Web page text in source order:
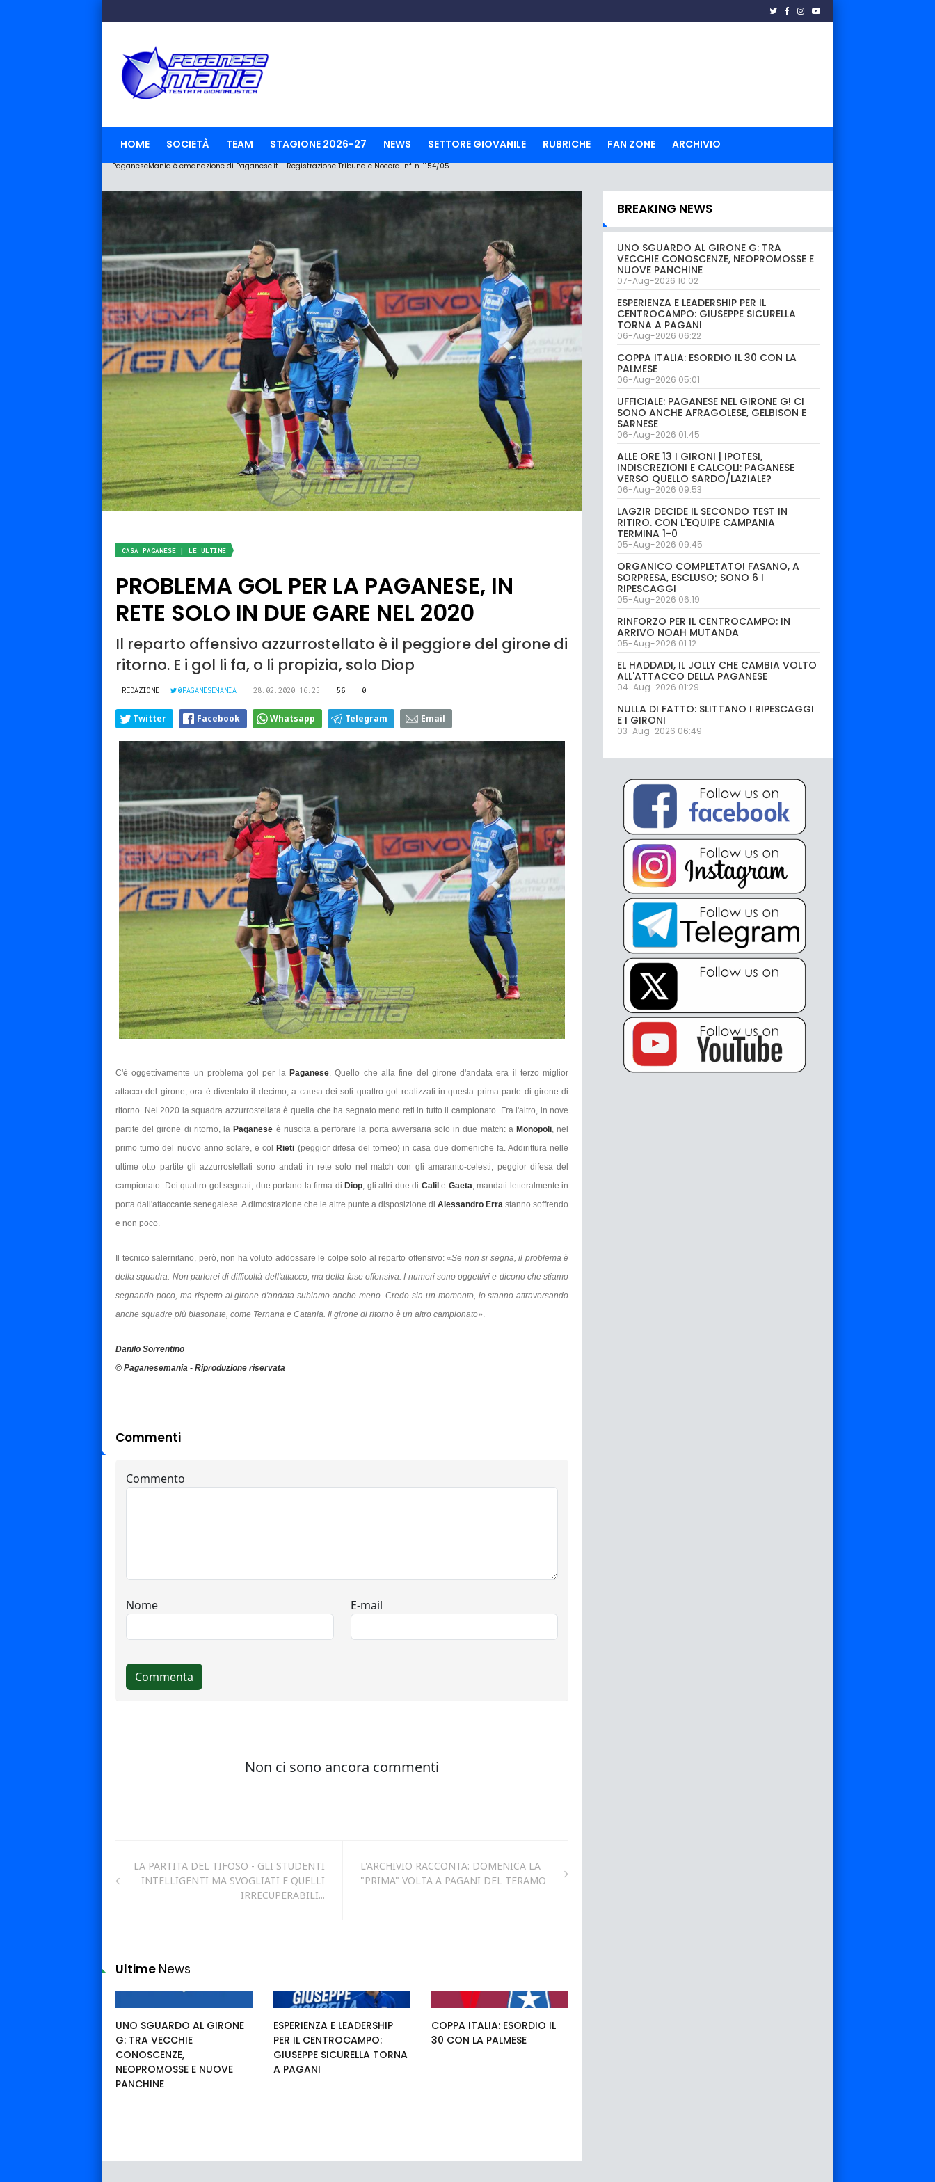
HOME SOCIETÀ TEAM STAGIONE 2026-27 NEWS SETTORE GIOVANILE RUBRICHE FAN ZONE ARCHIVIO
PaganeseMania è emanazione di Paganese.it - Registrazione Tribunale Nocera Inf. n. 1154/05.
CASA PAGANESE | LE ULTIME
PROBLEMA GOL PER LA PAGANESE, IN
RETE SOLO IN DUE GARE NEL 2020
Il reparto offensivo azzurrostellato è il peggiore del girone di
ritorno. E i gol li fa, o li propizia, solo Diop
REDAZIONE @PAGANESEMANIA 28.02.2020 16:25 56 0
Twitter Facebook Whatsapp Telegram Email
C'è oggettivamente un problema gol per laPaganese. Quello che alla fine del girone d'andata era il terzo miglior
attacco del girone, ora è diventato il decimo, a causa dei soli quattro gol realizzati in questa prima parte di girone di
ritorno. Nel 2020 la squadra azzurrostellata è quella che ha segnato meno reti in tutto il campionato. Fra l'altro, in nove
partite del girone di ritorno, laPaganese è riuscita a perforare la porta avversaria solo in due match: aMonopoli, nel
primo turno del nuovo anno solare, e colRieti (peggior difesa del torneo) in casa due domeniche fa. Addirittura nelle
ultime otto partite gli azzurrostellati sono andati in rete solo nel match con gli amaranto-celesti, peggior difesa del
campionato. Dei quattro gol segnati, due portano la firma diDiop, gli altri due di Calile Gaeta, mandati letteralmente in
porta dall'attaccante senegalese. A dimostrazione che le altre punte a disposizione diAlessandro Errastanno soffrendo
e non poco.
Il tecnico salernitano, però, non ha voluto addossare le colpe solo al reparto offensivo:«Se non si segna, il problema è
della squadra. Non parlerei di difficoltà dell'attacco, ma della fase offensiva. I numeri sono oggettivi e dicono che stiamo
segnando poco, ma rispetto al girone d'andata subiamo anche meno. Credo sia un momento, lo stanno attraversando
anche squadre più blasonate, come Ternana e Catania. Il girone di ritorno è un altro campionato».
Danilo Sorrentino
© Paganesemania - Riproduzione riservata
Commenti
LA PARTITA DEL TIFOSO - GLI STUDENTI
INTELLIGENTI MA SVOGLIATI E QUELLI
IRRECUPERABILI...
L'ARCHIVIO RACCONTA: DOMENICA LA
"PRIMA" VOLTA A PAGANI DEL TERAMO
Ultime News
UNO SGUARDO AL GIRONE
G: TRA VECCHIE
CONOSCENZE,
NEOPROMOSSE E NUOVE
PANCHINE
ESPERIENZA E LEADERSHIP
PER IL CENTROCAMPO:
GIUSEPPE SICURELLA TORNA
A PAGANI
COPPA ITALIA: ESORDIO IL
30 CON LA PALMESE
BREAKING NEWS
UNO SGUARDO AL GIRONE G: TRA
VECCHIE CONOSCENZE, NEOPROMOSSE E
NUOVE PANCHINE
07-Aug-2026 10:02
ESPERIENZA E LEADERSHIP PER IL
CENTROCAMPO: GIUSEPPE SICURELLA
TORNA A PAGANI
06-Aug-2026 06:22
COPPA ITALIA: ESORDIO IL 30 CON LA
PALMESE
06-Aug-2026 05:01
UFFICIALE: PAGANESE NEL GIRONE G! CI
SONO ANCHE AFRAGOLESE, GELBISON E
SARNESE
06-Aug-2026 01:45
ALLE ORE 13 I GIRONI | IPOTESI,
INDISCREZIONI E CALCOLI: PAGANESE
VERSO QUELLO SARDO/LAZIALE?
06-Aug-2026 09:53
LAGZIR DECIDE IL SECONDO TEST IN
RITIRO. CON L'EQUIPE CAMPANIA
TERMINA 1-0
05-Aug-2026 09:45
ORGANICO COMPLETATO! FASANO, A
SORPRESA, ESCLUSO; SONO 6 I
RIPESCAGGI
05-Aug-2026 06:19
RINFORZO PER IL CENTROCAMPO: IN
ARRIVO NOAH MUTANDA
05-Aug-2026 01:12
EL HADDADI, IL JOLLY CHE CAMBIA VOLTO
ALL'ATTACCO DELLA PAGANESE
04-Aug-2026 01:29
NULLA DI FATTO: SLITTANO I RIPESCAGGI
E I GIRONI
03-Aug-2026 06:49